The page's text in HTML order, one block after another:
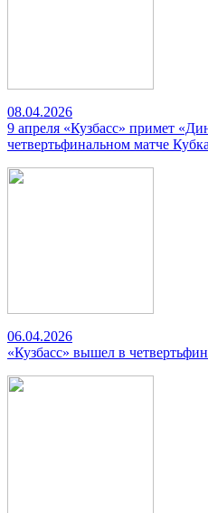
08.04.2026
9 апреля «Кузбасс» примет
четвертьфинальном матче
06.04.2026
«Кузбасс» вышел в